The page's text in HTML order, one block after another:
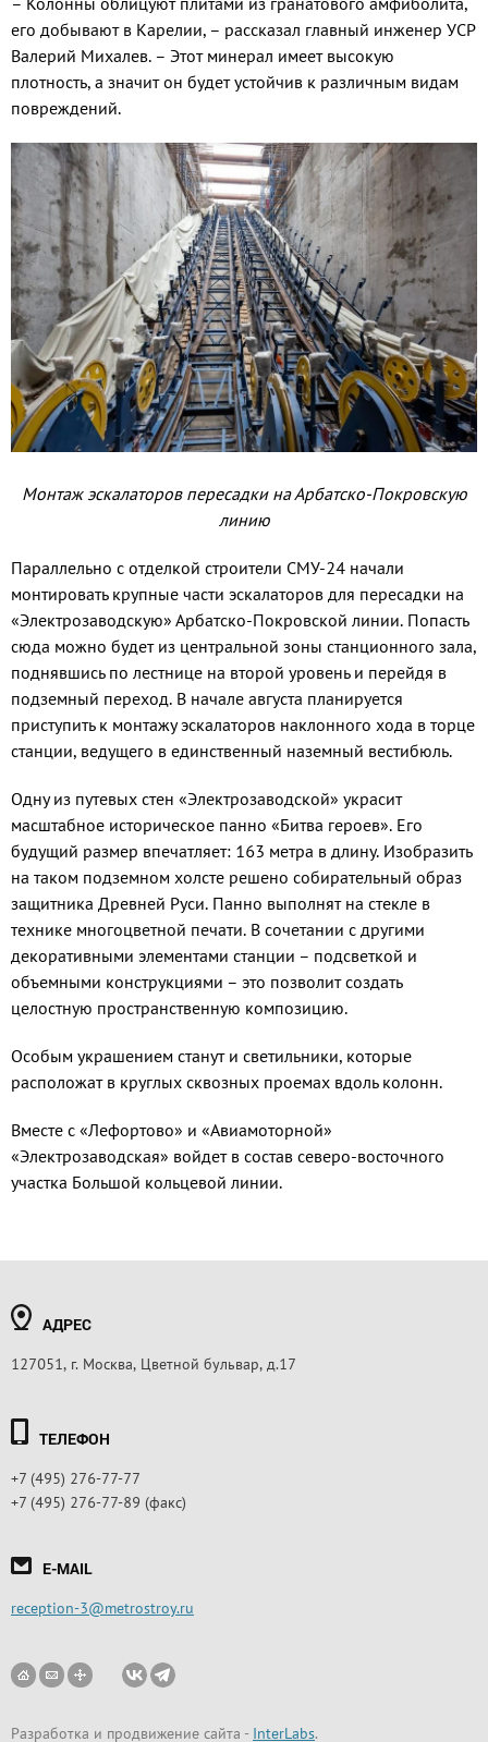
его добывают в Карелии, – рассказал главный инженер УСР
Валерий Михалев. – Этот минерал имеет высокую
плотность, а значит он будет устойчив к различным видам
повреждений.
Монтаж эскалаторов пересадки на Арбатско-Покровскую
линию
Параллельно с отделкой строители СМУ-24 начали
монтировать крупные части эскалаторов для пересадки на
«Электрозаводскую» Арбатско-Покровской линии. Попасть
сюда можно будет из центральной зоны станционного зала,
поднявшись по лестнице на второй уровень и перейдя в
подземный переход. В начале августа планируется
приступить к монтажу эскалаторов наклонного хода в торце
станции, ведущего в единственный наземный вестибюль.
Одну из путевых стен «Электрозаводской» украсит
масштабное историческое панно «Битва героев». Его
будущий размер впечатляет: 163 метра в длину. Изобразить
на таком подземном холсте решено собирательный образ
защитника Древней Руси. Панно выполнят на стекле в
технике многоцветной печати. В сочетании с другими
декоративными элементами станции – подсветкой и
объемными конструкциями – это позволит создать
целостную пространственную композицию.
Особым украшением станут и светильники, которые
расположат в круглых сквозных проемах вдоль колонн.
Вместе с «Лефортово» и «Авиамоторной»
«Электрозаводская» войдет в состав северо-восточного
участка Большой кольцевой линии.
АДРЕС
127051, г. Москва, Цветной бульвар, д.17
ТЕЛЕФОН
+7 (495) 276-77-77
+7 (495) 276-77-89 (факс)
E-MAIL
reception-3@metrostroy.ru
Разработка и продвижение сайта - InterLabs.